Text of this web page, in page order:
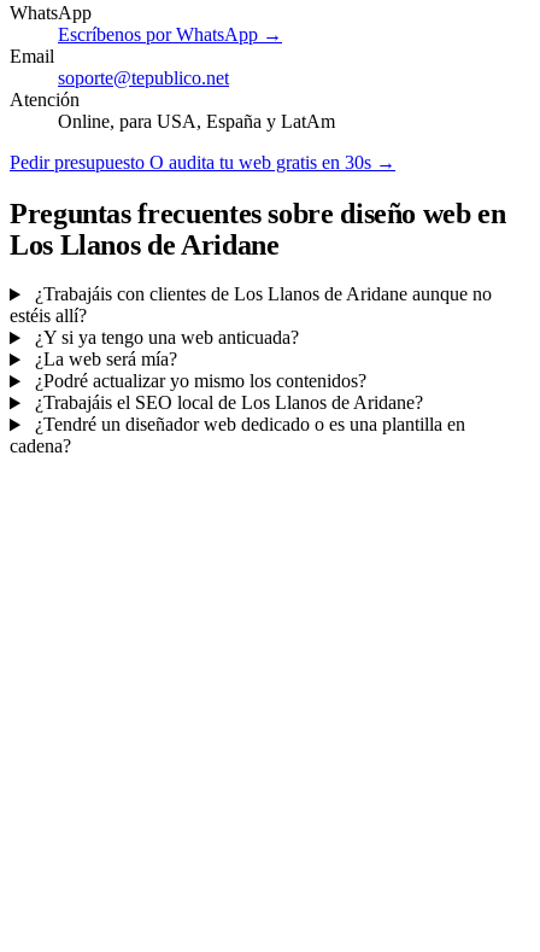
WhatsApp
Escríbenos por WhatsApp →
Email
soporte@tepublico.net
Atención
Online, para USA, España y LatAm
Pedir presupuesto O audita tu web gratis en 30s →
Preguntas frecuentes sobre diseño web en
Los Llanos de Aridane
¿Trabajáis con clientes de Los Llanos de Aridane aunque no
estéis allí?
¿Y si ya tengo una web anticuada?
¿La web será mía?
¿Podré actualizar yo mismo los contenidos?
¿Trabajáis el SEO local de Los Llanos de Aridane?
¿Tendré un diseñador web dedicado o es una plantilla en
cadena?